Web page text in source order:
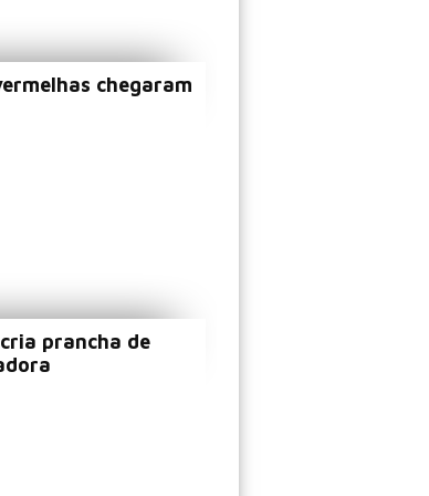
chegaram
prancha de